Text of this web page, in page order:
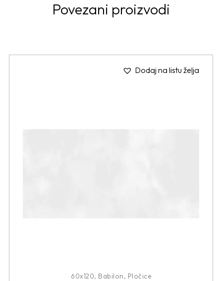
Povezani proizvodi
Dodaj na listu želja
60x120, Babilon, Pločice